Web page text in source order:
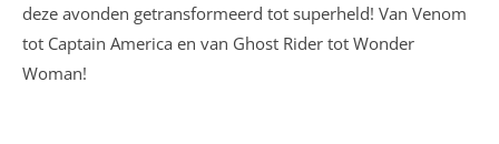
deze avonden getransformeerd tot superheld! Van Venom
tot Captain America en van Ghost Rider tot Wonder
Woman!